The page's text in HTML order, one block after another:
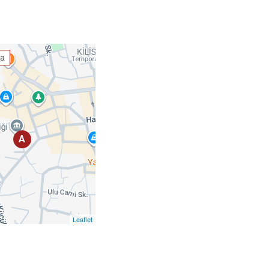
A
Leaflet